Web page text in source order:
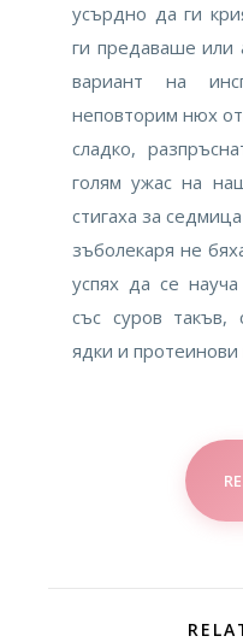
усърдно да ги
ги предаваше или
вариант на
неповторим нюх
сладко,
голям ужас на
стигаха за
зъболекаря не
успях да се
със суров такъв,
ядки и